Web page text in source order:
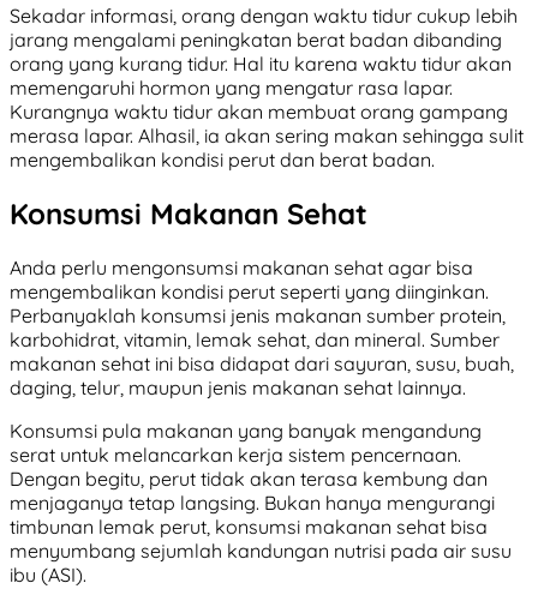
Sekadar informasi, orang dengan waktu tidur cukup lebih
jarang mengalami peningkatan berat badan dibanding
orang yang kurang tidur. Hal itu karena waktu tidur akan
memengaruhi hormon yang mengatur rasa lapar.
Kurangnya waktu tidur akan membuat orang gampang
merasa lapar. Alhasil, ia akan sering makan sehingga sulit
mengembalikan kondisi perut dan berat badan.
Konsumsi Makanan Sehat
Anda perlu mengonsumsi makanan sehat agar bisa
mengembalikan kondisi perut seperti yang diinginkan.
Perbanyaklah konsumsi jenis makanan sumber protein,
karbohidrat, vitamin, lemak sehat, dan mineral. Sumber
makanan sehat ini bisa didapat dari sayuran, susu, buah,
daging, telur, maupun jenis makanan sehat lainnya.
Konsumsi pula makanan yang banyak mengandung
serat untuk melancarkan kerja sistem pencernaan.
Dengan begitu, perut tidak akan terasa kembung dan
menjaganya tetap langsing. Bukan hanya mengurangi
timbunan lemak perut, konsumsi makanan sehat bisa
menyumbang sejumlah kandungan nutrisi pada air susu
ibu (ASI).